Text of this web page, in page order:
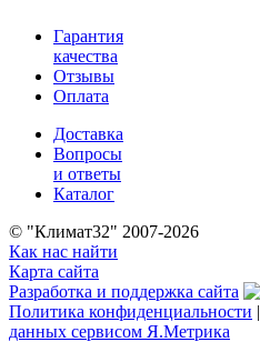
Гарантия
качества
Отзывы
Оплата
Доставка
Вопросы
и ответы
Каталог
© "Климат32" 2007-2026
Как нас найти
Карта сайта
Разработка и поддержка сайта
Политика конфиденциальности |
данных сервисом Я.Метрика